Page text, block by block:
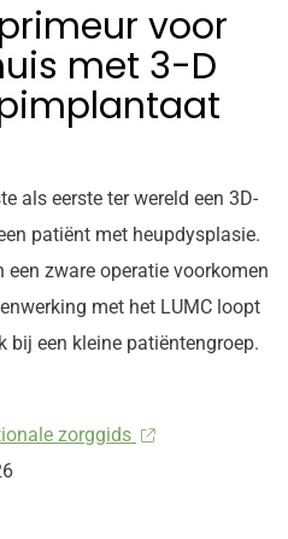
voor
met 3-D
als eerste ter wereld een 3D-
patiënt met heupdysplasie.
zware operatie voorkomen
met het LUMC loopt
bij een kleine patiëntengroep.
zorggids